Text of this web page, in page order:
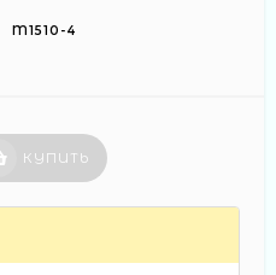
M1510-4
КУПИТЬ